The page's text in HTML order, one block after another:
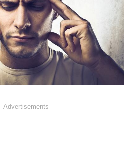
Advertisements